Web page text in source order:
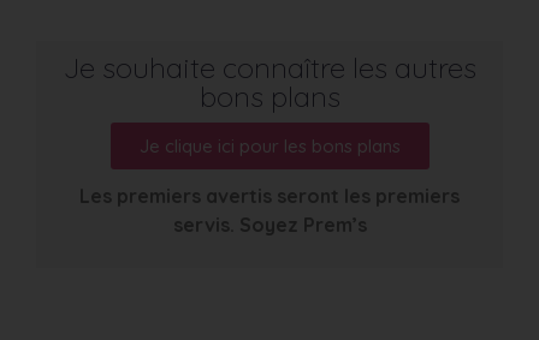
Je souhaite connaître les autres
bons plans
Je clique ici pour les bons plans
Les premiers avertis seront les premiers
servis. Soyez Prem’s